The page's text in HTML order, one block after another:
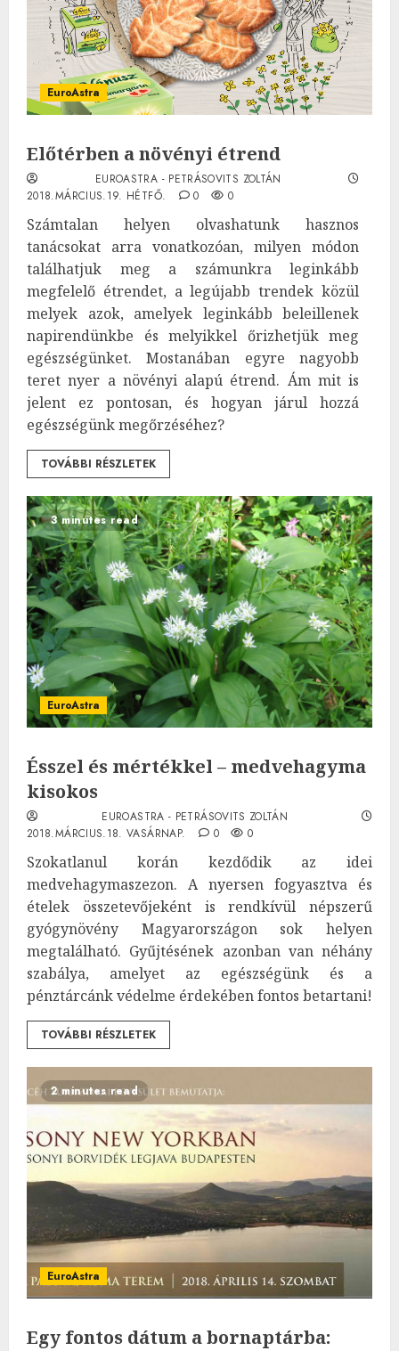
EuroAstra
Előtérben a növényi étrend
EUROASTRA - PETRÁSOVITS ZOLTÁN
2018.MÁRCIUS.19. HÉTFŐ.
0 0
Számtalan helyen olvashatunk hasznos
tanácsokat arra vonatkozóan, milyen módon
találhatjuk meg a számunkra leginkább
megfelelő étrendet, a legújabb trendek közül
melyek azok, amelyek leginkább beleillenek
napirendünkbe és melyikkel őrizhetjük meg
egészségünket. Mostanában egyre nagyobb
teret nyer a növényi alapú étrend. Ám mit is
jelent ez pontosan, és hogyan járul hozzá
egészségünk megőrzéséhez?
TOVÁBBI RÉSZLETEK
3 minutes read
EuroAstra
Ésszel és mértékkel – medvehagyma
kisokos
EUROASTRA - PETRÁSOVITS ZOLTÁN
2018.MÁRCIUS.18. VASÁRNAP.
0 0
Szokatlanul korán kezdődik az idei
medvehagymaszezon. A nyersen fogyasztva és
ételek összetevőjeként is rendkívül népszerű
gyógynövény Magyarországon sok helyen
megtalálható. Gyűjtésének azonban van néhány
szabálya, amelyet az egészségünk és a
pénztárcánk védelme érdekében fontos betartani!
TOVÁBBI RÉSZLETEK
2 minutes read
EuroAstra
Egy fontos dátum a bornaptárba: